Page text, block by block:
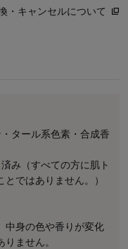
・キャンセルについて
タール系色素・合成香
み（すべての方に肌ト
ではありません。）
中身の色や香りが変化
ません。